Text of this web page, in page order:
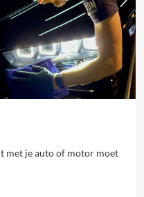
met je auto of motor moet